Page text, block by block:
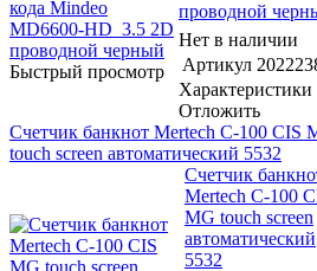
Быстрый просмотр
проводной
Нет в наличии
Артикул
Характеристики
Отложить
Счетчик банкнот Mertech C-100 CIS
touch screen автоматический 5532
Счетчик
Mertech C-100
MG touch screen
автоматический
5532